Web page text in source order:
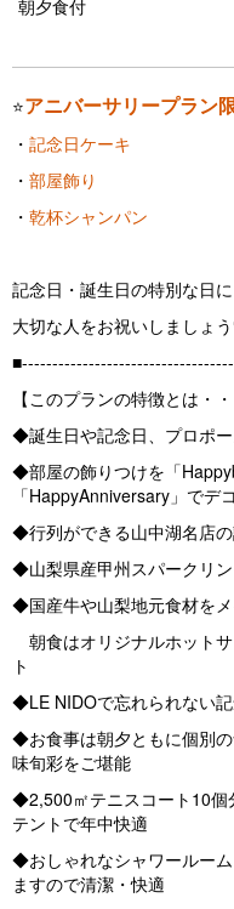
朝夕食付
⭐アニバーサリープラン
・ 記念日ケーキ
・ 部屋飾り
・ 乾杯シャンパン
記念日・誕生日の特別な日に
大切な人をお祝いしましょ
【このプランの特徴とは・・
◆誕生日や記念日、プロポー
◆部屋の飾りつけを「
「HappyAnniversary」でデ
◆行列ができる山中湖名店
◆山梨県産甲州スパークリ
◆国産牛や山梨地元食材を
朝食はオリジナルホット
ト
◆LE NIDOで忘れられない
◆お食事は朝夕ともに個別
味旬彩をご堪能
◆2,500㎡テニスコート10個
テントで年中快適
◆おしゃれなシャワールー
ますので清潔・快適